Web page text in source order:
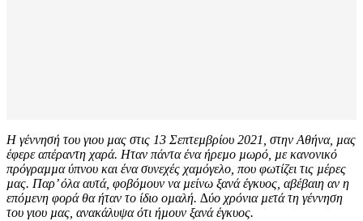
Η γέννησή του γιου µας στις 13 Σεπτεµβρίου 2021, στην Αθήνα, µας
έφερε απέραντη χαρά. Ηταν πάντα ένα ήρεµο µωρό, µε κανονικό
πρόγραµµα ύπνου και ένα συνεχές χαµόγελο, που φωτίζει τις µέρες
µας. Παρ’ όλα αυτά, φοβόµουν να µείνω ξανά έγκυος, αβέβαιη αν η
επόµενη φορά θα ήταν το ίδιο οµαλή. ∆ύο χρόνια µετά τη γέννηση
του γιου µας, ανακάλυψα ότι ήµουν ξανά έγκυος.